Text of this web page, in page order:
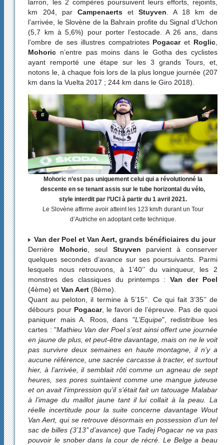
larron, les 2 compères poursuivent leurs efforts, rejoints,
km 204, par Campenaerts et Stuyven . A 18 km de
l’arrivée, le Slovène de la Bahrain profite du Signal d’Uchon
(5,7 km à 5,6%) pour porter l’estocade. A 26 ans, dans
l’ombre de ses illustres compatriotes Pogacaret Roglic,
Mohoric n’entre pas moins dans le Gotha des cyclistes
ayant remporté une étape sur les 3 grands Tours, et,
notons le, à chaque fois lors de la plus longue journée (207
km dans la Vuelta 2017 ; 244 km dans le Giro 2018).
Mohoric n’est pas uniquement celui qui a révolutionné la
descente en se tenant assis sur le tube horizontal du vélo,
style interdit par l’UCI à partir du 1 avril 2021.
Le Slovène affirme avoir atteint les 123 km/h durant un Tour
d’Autriche en adoptant cette technique.
Van der Poel et Van Aert, grands bénéficiaires du jour
Derrière Mohoric, seul Stuyven parvient à conserver
quelques secondes d’avance sur ses poursuivants. Parmi
lesquels nous retrouvons, à 1’40’’ du vainqueur, les 2
monstres des classiques du printemps :Van der Poel
(4ème) etVan Aert (8ème).
Quant au peloton, il termine à 5’15’’. Ce qui fait 3’35’’ de
débours pour Pogacar, le favori de l’épreuve. Pas de quoi
paniquer mais A. Roos, dans "L’Equipe", redistribue les
cartes : "Mathieu Van der Poel s’est ainsi offert une journée
en jaune de plus, et peut-être davantage, mais on ne le voit
pas survivre deux semaines en haute montagne, il n’y a
aucune référence, une sacrée carcasse à tracter, et surtout
hier, à l’arrivée, il semblait rôti comme un agneau de sept
heures, ses pores suintaient comme une mangue juteuse
et on avait l’impression qu’il s’était fait un tatouage Malabar
à l’image du maillot jaune tant il lui collait à la peau. La
réelle incertitude pour la suite concerne davantage Wout
Van Aert, qui se retrouve désormais en possession d’un tel
sac de billes (3’13’’ d’avance) que Tadej Pogacar ne va pas
pouvoir le snober dans la cour de récré. Le Belge a beau